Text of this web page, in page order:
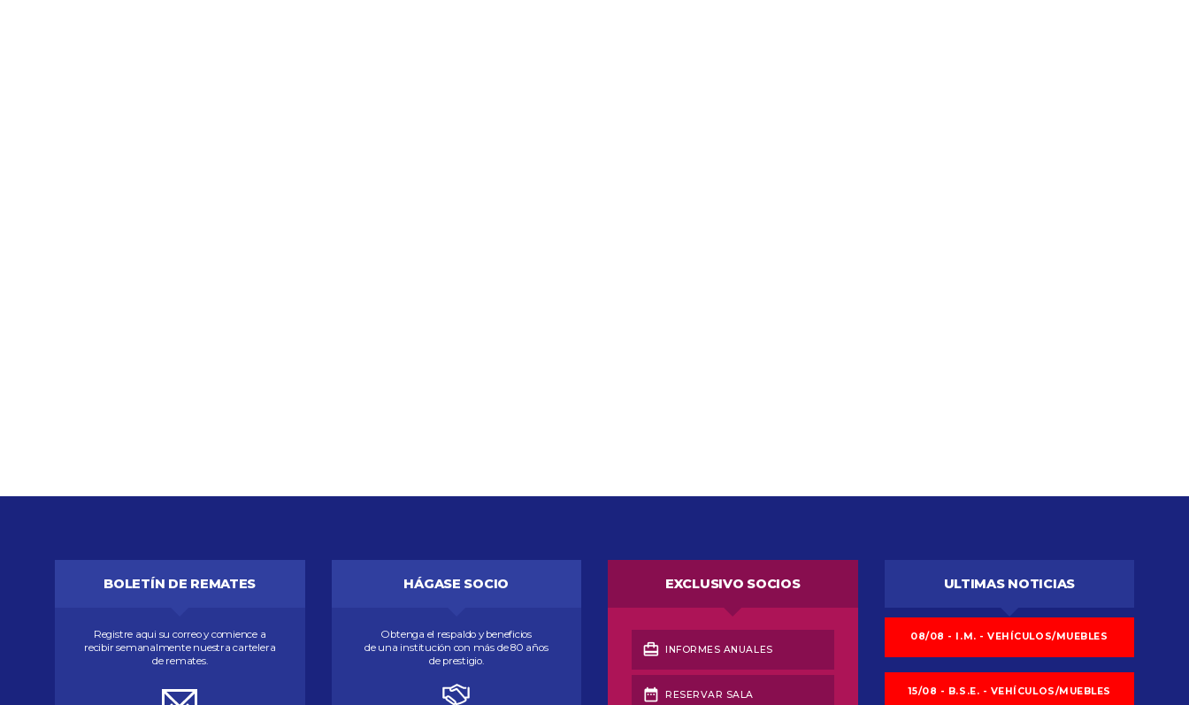
BOLETÍN DE REMATES
Registre aqui su correo y comience a
recibir semanalmente nuestra cartelera
de remates.
HÁGASE SOCIO
Obtenga el respaldo y beneficios
de una institución con más de 80 años
de prestigio.
EXCLUSIVO SOCIOS
card_travel INFORMES ANUALES
date_range RESERVAR SALA
ULTIMAS NOTICIAS
08/08 - I.M. - VEHÍCULOS/MUEBLES
15/08 - B.S.E. - VEHÍCULOS/MUEBLES